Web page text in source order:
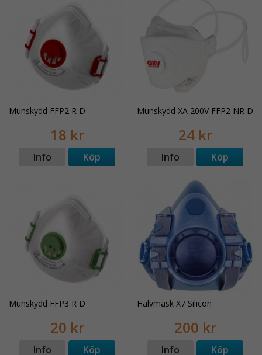
Munskydd FFP2 R D
18 kr
Info Köp
Munskydd XA 200V FFP2 NR D
24 kr
Info Köp
Munskydd FFP3 R D
20 kr
Info Köp
Halvmask X7 Silicon
200 kr
Info Köp